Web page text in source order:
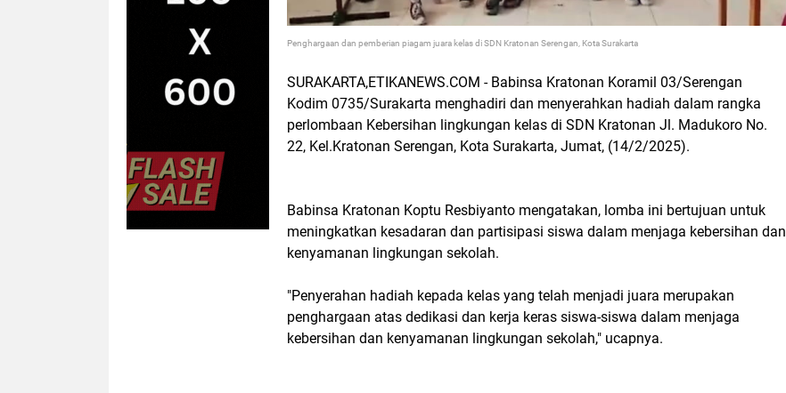
Penghargaan dan pemberian piagam juara kelas di SDN Kratonan Serengan, Kota Surakarta
SURAKARTA,ETIKANEWS.COM - Babinsa Kratonan Koramil 03/Serengan
Kodim 0735/Surakarta menghadiri dan menyerahkan hadiah dalam rangka
perlombaan Kebersihan lingkungan kelas di SDN Kratonan Jl. Madukoro No.
22, Kel.Kratonan Serengan, Kota Surakarta, Jumat, (14/2/2025).
Babinsa Kratonan Koptu Resbiyanto mengatakan, lomba ini bertujuan untuk
meningkatkan kesadaran dan partisipasi siswa dalam menjaga kebersihan dan
kenyamanan lingkungan sekolah.
"Penyerahan hadiah kepada kelas yang telah menjadi juara merupakan
penghargaan atas dedikasi dan kerja keras siswa-siswa dalam menjaga
kebersihan dan kenyamanan lingkungan sekolah," ucapnya.